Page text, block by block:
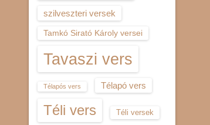
szilveszteri versek
Tamkó Sirató Károly versei
Tavaszi vers
Télapós vers Télapó vers
Téli vers Téli versek